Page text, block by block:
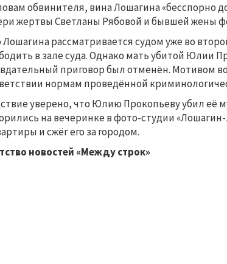
обвинителя, вина Лошагина «бесспорно
жертвы Светланы Рябовой и бывшей жены
рассматривается судом уже во
в зале суда. Однако мать убитой Юлии
приговор был отменён. Мотивом
нормам проведённой
уверено, что Юлию Прокопьеву убил её
на вечеринке в фото-студии
и сжёг его за городом.
новостей «Между строк»